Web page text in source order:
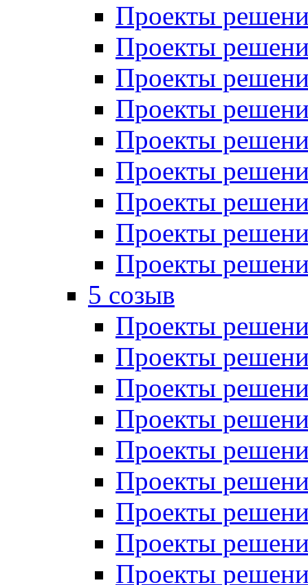
Проекты
Проекты
Проекты
Проекты
Проекты
Проекты
Проекты
Проекты
Проекты
5 созыв
Проекты
Проекты
Проекты
Проекты
Проекты
Проекты
Проекты
Проекты
Проекты